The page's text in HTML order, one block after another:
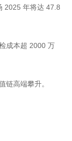
2025 年将达 47.8
成本超 2000 万
链高端攀升。